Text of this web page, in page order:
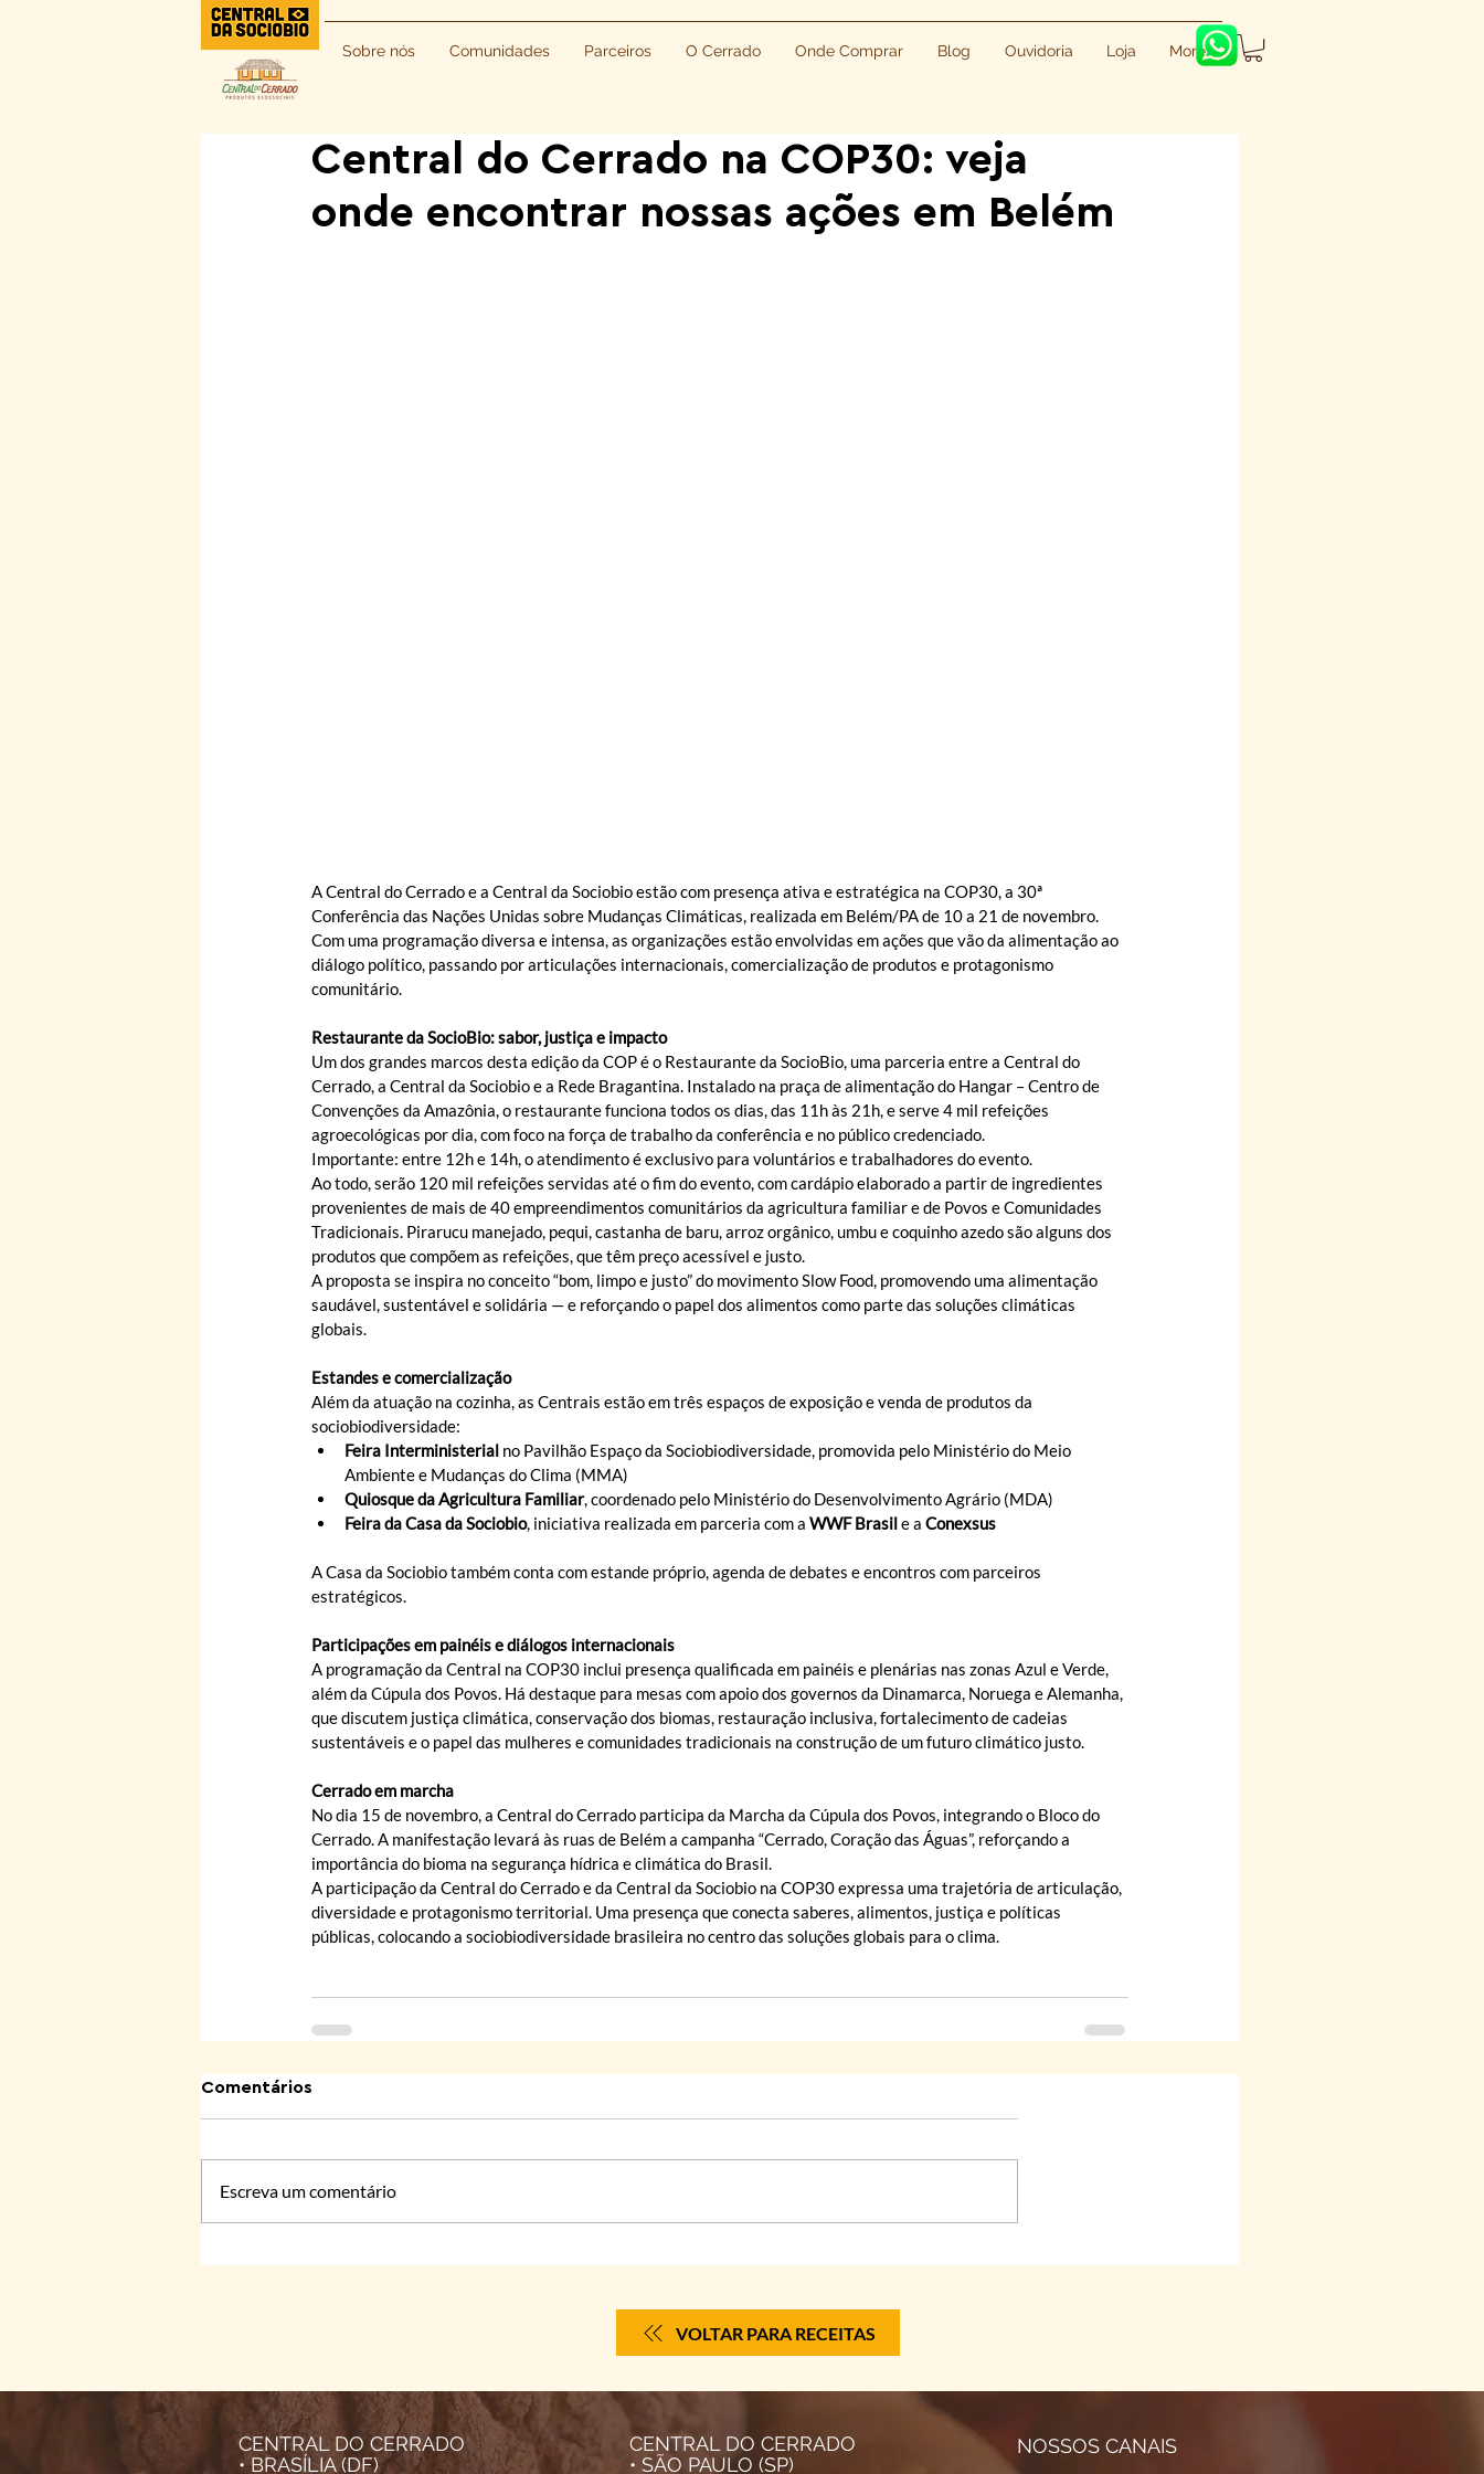
Sobre nós Comunidades Parceiros O Cerrado Onde Comprar Blog Ouvidoria Loja More
Central do Cerrado na COP30: veja
onde encontrar nossas ações em Belém
A Central do Cerrado e a Central da Sociobio estão com presença ativa e estratégica na COP30, a 30ª
Conferência das Nações Unidas sobre Mudanças Climáticas, realizada em Belém/PA de 10 a 21 de novembro.
Com uma programação diversa e intensa, as organizações estão envolvidas em ações que vão da alimentação ao
diálogo político, passando por articulações internacionais, comercialização de produtos e protagonismo
comunitário.
Restaurante da SocioBio: sabor, justiça e impacto
Um dos grandes marcos desta edição da COP é o Restaurante da SocioBio, uma parceria entre a Central do
Cerrado, a Central da Sociobio e a Rede Bragantina. Instalado na praça de alimentação do Hangar – Centro de
Convenções da Amazônia, o restaurante funciona todos os dias, das 11h às 21h, e serve 4 mil refeições
agroecológicas por dia, com foco na força de trabalho da conferência e no público credenciado.
Importante: entre 12h e 14h, o atendimento é exclusivo para voluntários e trabalhadores do evento.
Ao todo, serão 120 mil refeições servidas até o fim do evento, com cardápio elaborado a partir de ingredientes
provenientes de mais de 40 empreendimentos comunitários da agricultura familiar e de Povos e Comunidades
Tradicionais. Pirarucu manejado, pequi, castanha de baru, arroz orgânico, umbu e coquinho azedo são alguns dos
produtos que compõem as refeições, que têm preço acessível e justo.
A proposta se inspira no conceito “bom, limpo e justo” do movimento Slow Food, promovendo uma alimentação
saudável, sustentável e solidária — e reforçando o papel dos alimentos como parte das soluções climáticas
globais.
Estandes e comercialização
Além da atuação na cozinha, as Centrais estão em três espaços de exposição e venda de produtos da
sociobiodiversidade:
Feira Interministerial no Pavilhão Espaço da Sociobiodiversidade, promovida pelo Ministério do Meio
Ambiente e Mudanças do Clima (MMA)
Quiosque da Agricultura Familiar, coordenado pelo Ministério do Desenvolvimento Agrário (MDA)
Feira da Casa da Sociobio, iniciativa realizada em parceria com a WWF Brasil e a Conexsus
A Casa da Sociobio também conta com estande próprio, agenda de debates e encontros com parceiros
estratégicos.
Participações em painéis e diálogos internacionais
A programação da Central na COP30 inclui presença qualificada em painéis e plenárias nas zonas Azul e Verde,
além da Cúpula dos Povos. Há destaque para mesas com apoio dos governos da Dinamarca, Noruega e Alemanha,
que discutem justiça climática, conservação dos biomas, restauração inclusiva, fortalecimento de cadeias
sustentáveis e o papel das mulheres e comunidades tradicionais na construção de um futuro climático justo.
Cerrado em marcha
No dia 15 de novembro, a Central do Cerrado participa da Marcha da Cúpula dos Povos, integrando o Bloco do
Cerrado. A manifestação levará às ruas de Belém a campanha “Cerrado, Coração das Águas”, reforçando a
importância do bioma na segurança hídrica e climática do Brasil.
A participação da Central do Cerrado e da Central da Sociobio na COP30 expressa uma trajetória de articulação,
diversidade e protagonismo territorial. Uma presença que conecta saberes, alimentos, justiça e políticas
públicas, colocando a sociobiodiversidade brasileira no centro das soluções globais para o clima.
Comentários
Escreva um comentário
VOLTAR PARA RECEITAS
NOSSOS CANAIS
CENTRAL DO CERRADO
• SÃO PAULO (SP)
CENTRAL DO CERRADO
• BRASÍLIA (DF)